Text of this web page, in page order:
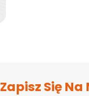
Zapisz Się